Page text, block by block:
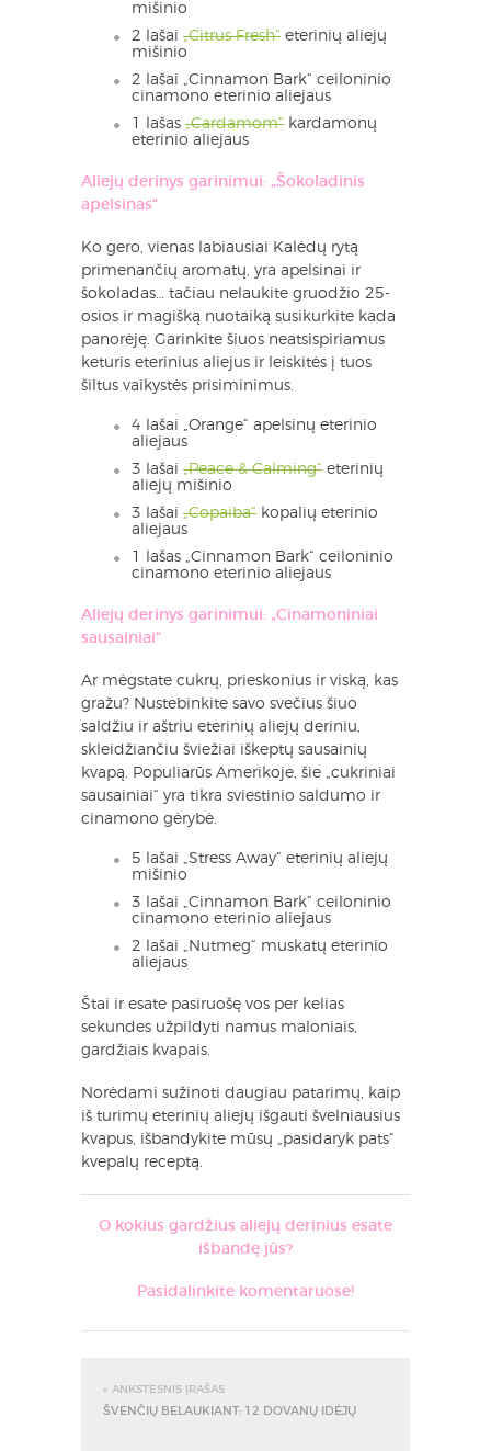
mišinio
2 lašai „Citrus Fresh“ eterinių aliejų
mišinio
2 lašai „Cinnamon Bark“ ceiloninio
cinamono eterinio aliejaus
1 lašas „Cardamom“ kardamonų
eterinio aliejaus
Aliejų derinys garinimui: „Šokoladinis
apelsinas“
Ko gero, vienas labiausiai Kalėdų rytą
primenančių aromatų, yra apelsinai ir
šokoladas… tačiau nelaukite gruodžio 25-
osios ir magišką nuotaiką susikurkite kada
panorėję. Garinkite šiuos neatsispiriamus
keturis eterinius aliejus ir leiskitės į tuos
šiltus vaikystės prisiminimus.
4 lašai „Orange“ apelsinų eterinio
aliejaus
3 lašai „Peace & Calming“ eterinių
aliejų mišinio
3 lašai „Copaiba“ kopalių eterinio
aliejaus
1 lašas „Cinnamon Bark“ ceiloninio
cinamono eterinio aliejaus
Aliejų derinys garinimui: „Cinamoniniai
sausainiai“
Ar mėgstate cukrų, prieskonius ir viską, kas
gražu? Nustebinkite savo svečius šiuo
saldžiu ir aštriu eterinių aliejų deriniu,
skleidžiančiu šviežiai iškeptų sausainių
kvapą. Populiarūs Amerikoje, šie „cukriniai
sausainiai“ yra tikra sviestinio saldumo ir
cinamono gėrybė.
5 lašai „Stress Away“ eterinių aliejų
mišinio
3 lašai „Cinnamon Bark“ ceiloninio
cinamono eterinio aliejaus
2 lašai „Nutmeg“ muskatų eterinio
aliejaus
Štai ir esate pasiruošę vos per kelias
sekundes užpildyti namus maloniais,
gardžiais kvapais.
Norėdami sužinoti daugiau patarimų, kaip
iš turimų eterinių aliejų išgauti švelniausius
kvapus, išbandykite mūsų „pasidaryk pats“
kvepalų receptą.
O kokius gardžius aliejų derinius esate
išbandę jūs?
Pasidalinkite komentaruose!
« ANKSTESNIS ĮRAŠAS
ŠVENČIŲ BELAUKIANT: 12 DOVANŲ IDĖJŲ